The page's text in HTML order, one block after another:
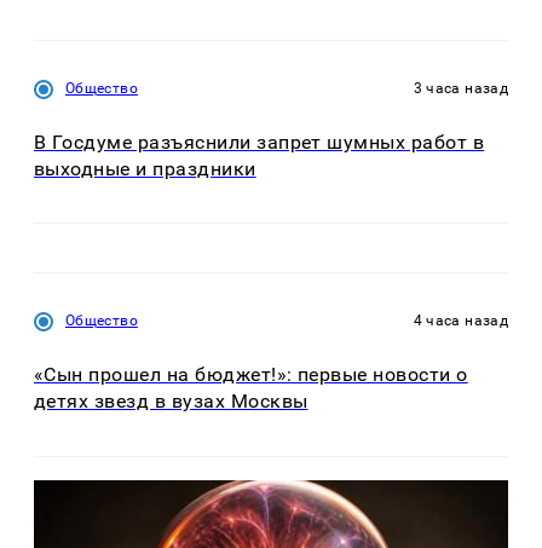
Общество 3 часа назад
В Госдуме разъяснили запрет шумных работ в
выходные и праздники
Общество 4 часа назад
«Сын прошел на бюджет!»: первые новости о
детях звезд в вузах Москвы